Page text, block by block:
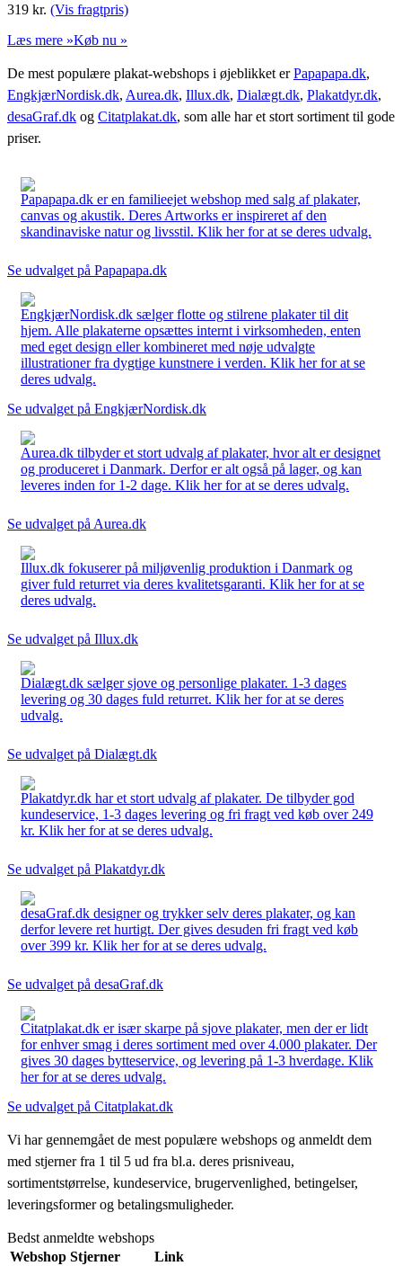
319 kr. (Vis fragtpris)
Læs mere »Køb nu »
De mest populære plakat-webshops i øjeblikket erPapapapa.dk,
EngkjærNordisk.dk, Aurea.dk, Illux.dk, Dialægt.dk, Plakatdyr.dk,
desaGraf.dk og Citatplakat.dk, som alle har et stort sortiment til gode
priser.
Papapapa.dk er en familieejet webshop med salg af plakater,
canvas og akustik. Deres Artworks er inspireret af den
skandinaviske natur og livsstil. Klik her for at se deres udvalg.
Se udvalget på Papapapa.dk
EngkjærNordisk.dk sælger flotte og stilrene plakater til dit
hjem. Alle plakaterne opsættes internt i virksomheden, enten
med eget design eller kombineret med nøje udvalgte
illustrationer fra dygtige kunstnere i verden. Klik her for at se
deres udvalg.
Se udvalget på EngkjærNordisk.dk
Aurea.dk tilbyder et stort udvalg af plakater, hvor alt er designet
og produceret i Danmark. Derfor er alt også på lager, og kan
leveres inden for 1-2 dage. Klik her for at se deres udvalg.
Se udvalget på Aurea.dk
Illux.dk fokuserer på miljøvenlig produktion i Danmark og
giver fuld returret via deres kvalitetsgaranti. Klik her for at se
deres udvalg.
Se udvalget på Illux.dk
Dialægt.dk sælger sjove og personlige plakater. 1-3 dages
levering og 30 dages fuld returret. Klik her for at se deres
udvalg.
Se udvalget på Dialægt.dk
Plakatdyr.dk har et stort udvalg af plakater. De tilbyder god
kundeservice, 1-3 dages levering og fri fragt ved køb over 249
kr. Klik her for at se deres udvalg.
Se udvalget på Plakatdyr.dk
desaGraf.dk designer og trykker selv deres plakater, og kan
derfor levere ret hurtigt. Der gives desuden fri fragt ved køb
over 399 kr. Klik her for at se deres udvalg.
Se udvalget på desaGraf.dk
Citatplakat.dk er især skarpe på sjove plakater, men der er lidt
for enhver smag i deres sortiment med over 4.000 plakater. Der
gives 30 dages bytteservice, og levering på 1-3 hverdage. Klik
her for at se deres udvalg.
Se udvalget på Citatplakat.dk
Vi har gennemgået de mest populære webshops og anmeldt dem
med stjerner fra 1 til 5 ud fra bl.a. deres prisniveau,
sortimentstørrelse, kundeservice, brugervenlighed, betingelser,
leveringsformer og betalingsmuligheder.
Bedst anmeldte webshops
Webshop Stjerner Link